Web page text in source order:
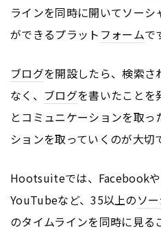
ラインを同時に開いてソー
ができるプラット フォームで
ブログを開設したら、検索さ
なく、 ブログを書いたことを
とコミュニケーションを取
ションを取っていくのが大切
Hootsuiteでは、Facebookや
YouTubeなど、35以上のソ
のタイムラインを同時に見る